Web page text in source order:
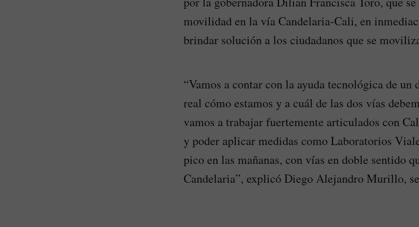
movilidad en la vía Candelaria-Cali, en
brindar solución a los ciudadanos que se
“Vamos a contar con la ayuda tecnológica de
real cómo estamos y a cuál de las dos vías
vamos a trabajar fuertemente articulados con
y poder aplicar medidas como Laboratorios
pico en las mañanas, con vías en doble sentido
Candelaria”, explicó Diego Alejandro Murillo,